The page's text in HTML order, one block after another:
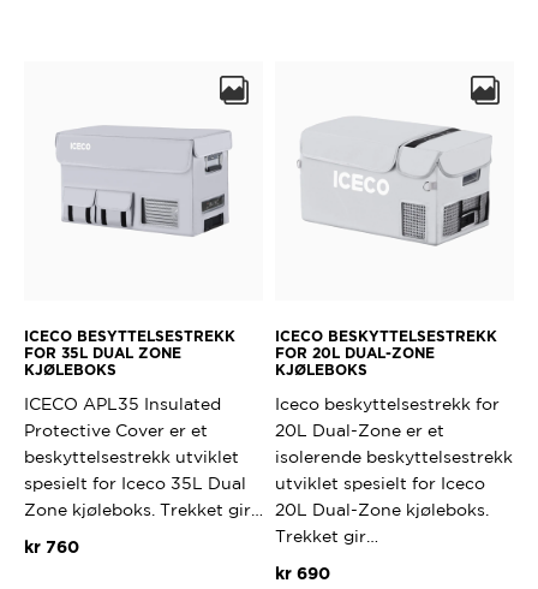
flere
kan
velges
på
ICECO BESYTTELSESTREKK
FOR 35L DUAL ZONE
KJØLEBOKS
ICECO APL35 Insulated
Protective Cover er et
beskyttelsestrekk utviklet
spesielt for Iceco 35L Dual
Zone kjøleboks. Trekket gir…
kr760
ICECO BESKYTTELSESTREKK
FOR 20L DUAL-ZONE
KJØLEBOKS
Iceco beskyttelsestrekk for
20L Dual-Zone er et
isolerende beskyttelsestrekk
utviklet spesielt for Iceco
20L Dual-Zone kjøleboks.
Trekket gir…
kr 690